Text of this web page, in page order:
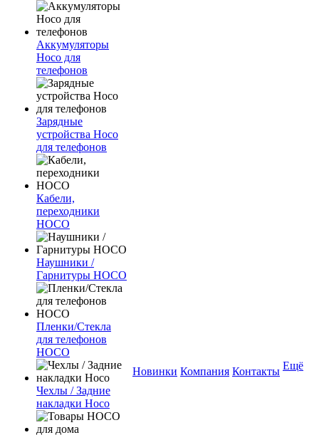
Аккумуляторы
Hoco для
телефонов
Зарядные
устройства Hoco
для телефонов
Кабели,
переходники
HOCO
Наушники /
Гарнитуры HOCO
Пленки/Стекла
для телефонов
HOCO
Чехлы / Задние
накладки Hoco
Новинки Компания Контакты Ещё